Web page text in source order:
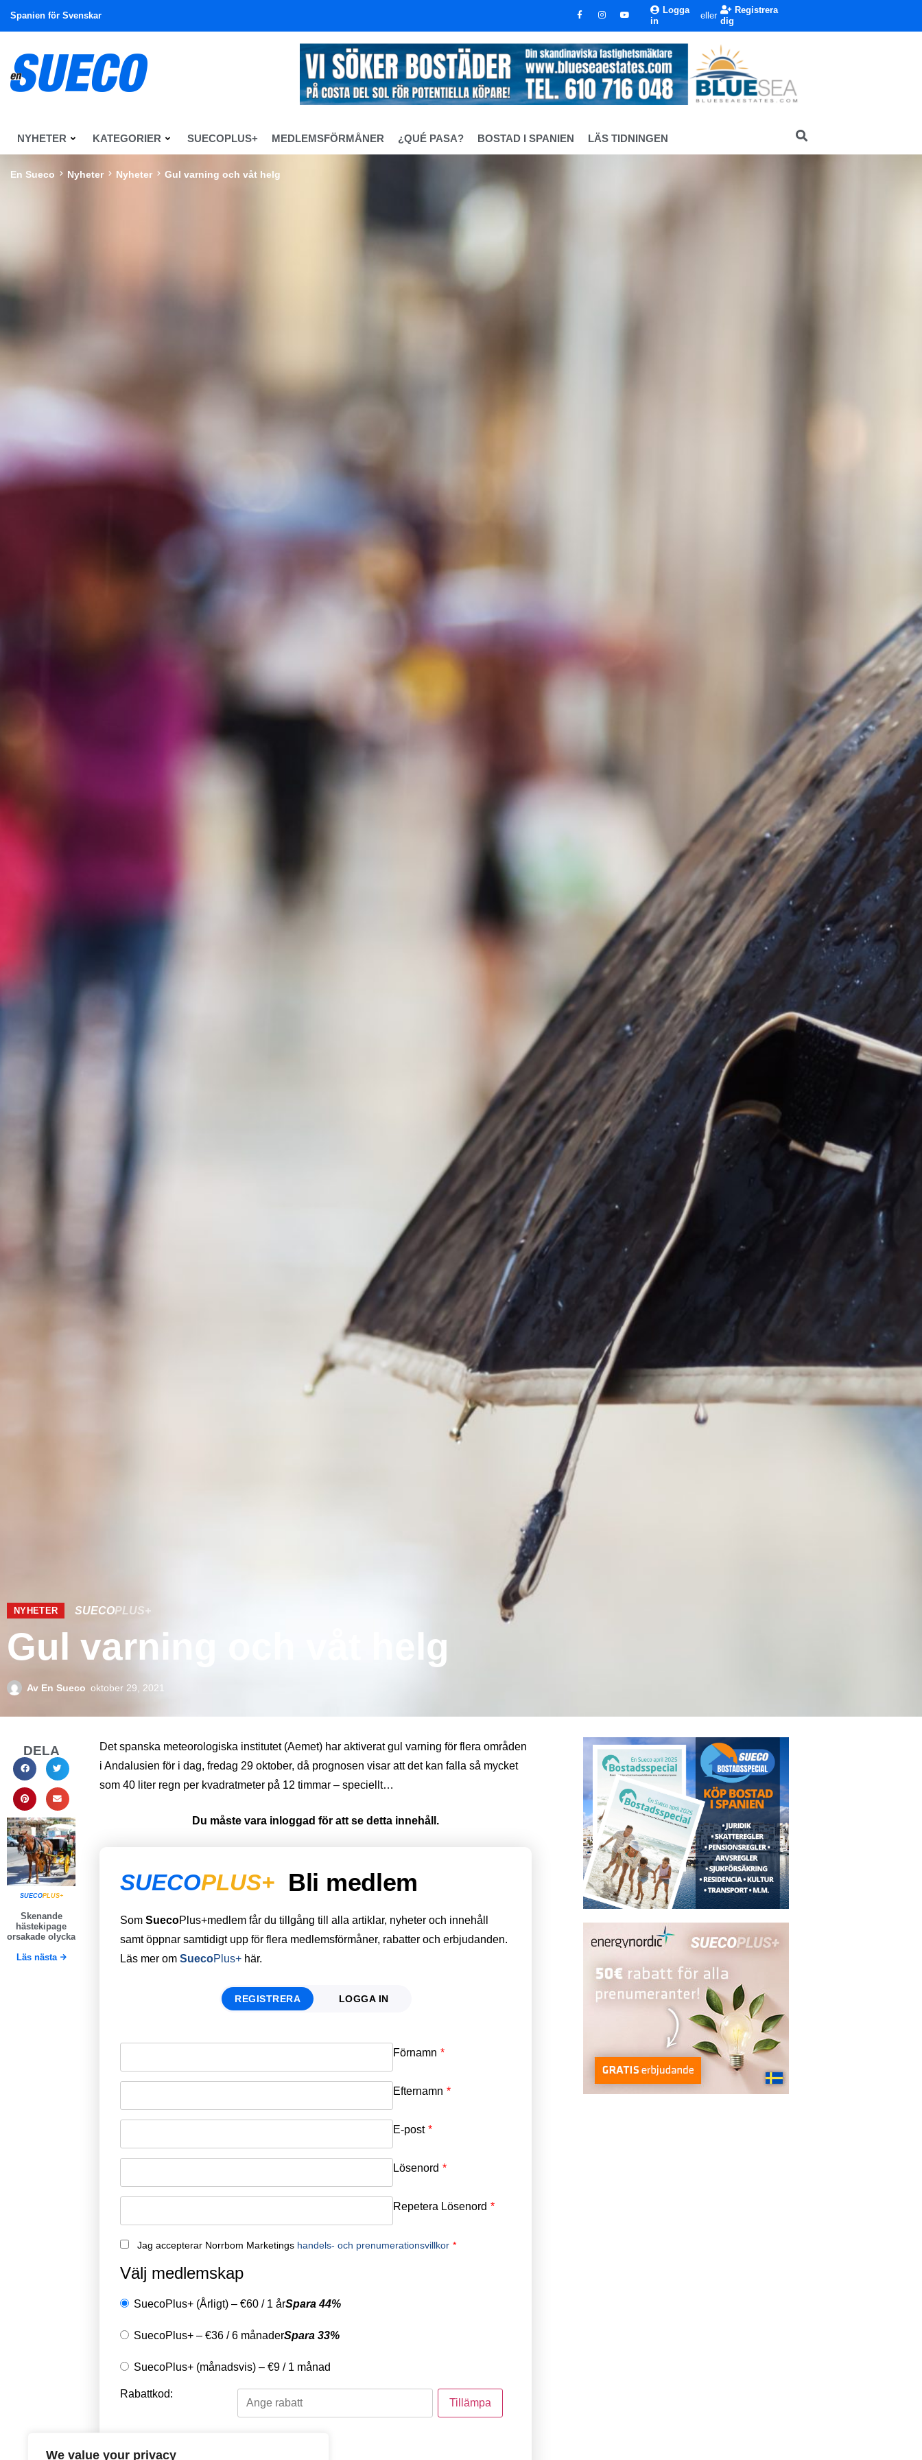
We value your privacy
Spanien för Svenskar
Logga
in
eller
Registrera
dig
NYHETER KATEGORIER SUECOPLUS+ MEDLEMSFÖRMÅNER ¿QUÉ PASA? BOSTAD I SPANIEN LÄS TIDNINGEN
En Sueco Nyheter Nyheter Gul varning och våt helg
NYHETER SUECOPLUS+
Gul varning och våt helg
Av En Sueco oktober 29, 2021
DELA
SUECOPLUS+
Skenande
hästekipage
orsakade olycka
Läs nästa
Det spanska meteorologiska institutet (Aemet) har aktiverat gul varning för flera områden
i Andalusien för i dag, fredag 29 oktober, då prognosen visar att det kan falla så mycket
som 40 liter regn per kvadratmeter på 12 timmar – speciellt…
Du måste vara inloggad för att se detta innehåll.
SUECOPLUS+ Bli medlem
Som SuecoPlus+medlem får du tillgång till alla artiklar, nyheter och innehåll
samt öppnar samtidigt upp för flera medlemsförmåner, rabatter och erbjudanden.
Läs mer om SuecoPlus+ här.
REGISTRERA LOGGA IN
Förnamn *
Efternamn *
E-post *
Lösenord *
Repetera Lösenord *
Jag accepterar Norrbom Marketings handels- och prenumerationsvillkor *
Välj medlemskap
SuecoPlus+ (Årligt) – €60 / 1 årSpara 44%
SuecoPlus+ – €36 /6 månaderSpara 33%
SuecoPlus+ (månadsvis) – €9 / 1 månad
Rabattkod:
Välj en betalningsmetod
Email
Password